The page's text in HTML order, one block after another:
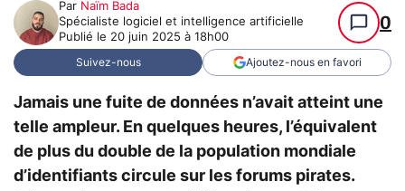
Par Naïm Bada
Spécialiste logiciel et intelligence artificielle
Publié le 20 juin 2025 à 18h00
0
Suivez-nous Ajoutez-nous en favori
Jamais une fuite de données n’avait atteint une
telle ampleur. En quelques heures, l’équivalent
de plus du double de la population mondiale
d’identifiants circule sur les forums pirates.